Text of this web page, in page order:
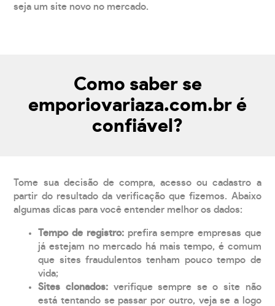
seja um site novo no mercado.
Como saber se
emporiovariaza.com.br é
confiável?
Tome sua decisão de compra, acesso ou cadastro a
partir do resultado da verificação que fizemos. Abaixo
algumas dicas para você entender melhor os dados:
Tempo de registro: prefira sempre empresas que
já estejam no mercado há mais tempo, é comum
que sites fraudulentos tenham pouco tempo de
vida;
Sites clonados: verifique sempre se o site não
está tentando se passar por outro, veja se a logo